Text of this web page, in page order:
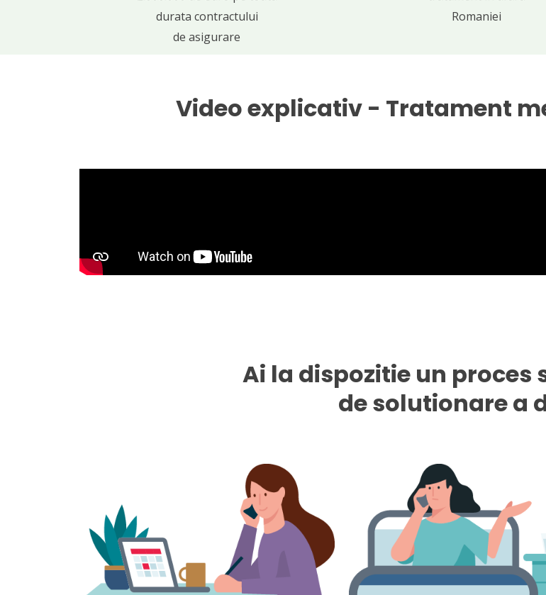
durata contractului
de asigurare
Romaniei
Video explicativ - Tratament
Ai la dispozitie un proces
de solutionare a